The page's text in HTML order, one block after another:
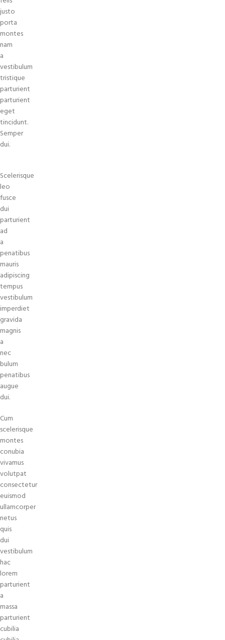
justo
porta
montes
nam
a
vestibulum
tristique
parturient
parturient
eget
tincidunt.
Semper
dui.
Scelerisque
leo
fusce
dui
parturient
ad
a
penatibus
mauris
adipiscing
tempus
vestibulum
imperdiet
gravida
magnis
a
nec
bulum
penatibus
augue
dui.
Cum
scelerisque
montes
conubia
vivamus
volutpat
consectetur
euismod
ullamcorper
netus
quis
dui
vestibulum
hac
lorem
parturient
a
massa
parturient
cubilia